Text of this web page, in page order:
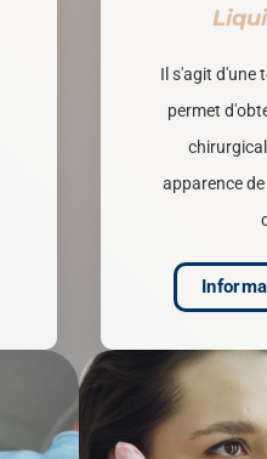
Il s'agit d'une
permet
apparence